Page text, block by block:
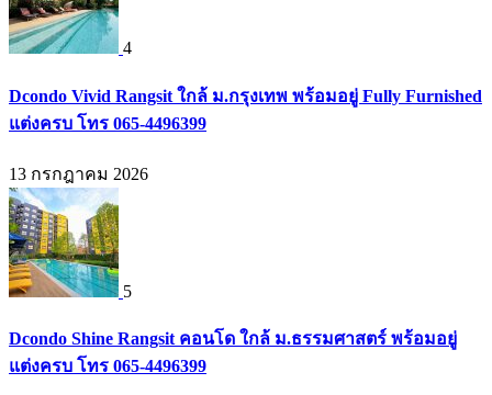
4
Dcondo Vivid Rangsit ใกล้ ม.กรุงเทพ พร้อมอยู่ Fully Furnished
แต่งครบ โทร 065-4496399
13 กรกฎาคม 2026
5
Dcondo Shine Rangsit คอนโด ใกล้ ม.ธรรมศาสตร์ พร้อมอยู่
แต่งครบ โทร 065-4496399